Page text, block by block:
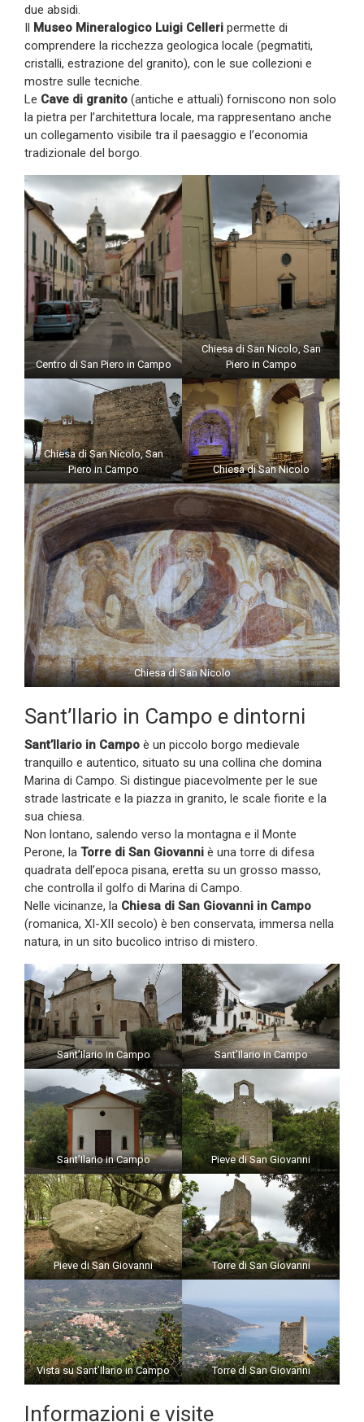
due absidi.
Il Museo Mineralogico Luigi Celleri permette di
comprendere la ricchezza geologica locale (pegmatiti,
cristalli, estrazione del granito), con le sue collezioni e
mostre sulle tecniche.
Le Cave di granito (antiche e attuali) forniscono non solo
la pietra per l’architettura locale, ma rappresentano anche
un collegamento visibile tra il paesaggio e l’economia
tradizionale del borgo.
Centro di San Piero in Campo
Chiesa di San Nicolo, San
Piero in Campo
Chiesa di San Nicolo, San
Piero in Campo
Chiesa di San Nicolo
Chiesa di San Nicolo
Sant’Ilario in Campo e dintorni
Sant’Ilario in Campo è un piccolo borgo medievale
tranquillo e autentico, situato su una collina che domina
Marina di Campo. Si distingue piacevolmente per le sue
strade lastricate e la piazza in granito, le scale fiorite e la
sua chiesa.
Non lontano, salendo verso la montagna e il Monte
Perone, la Torre di San Giovanni è una torre di difesa
quadrata dell’epoca pisana, eretta su un grosso masso,
che controlla il golfo di Marina di Campo.
Nelle vicinanze, la Chiesa di San Giovanni in Campo
(romanica, XI-XII secolo) è ben conservata, immersa nella
natura, in un sito bucolico intriso di mistero.
Sant’Ilario in Campo Sant’Ilario in Campo
Sant’Ilario in Campo Pieve di San Giovanni
Pieve di San Giovanni Torre di San Giovanni
Vista su Sant’Ilario in Campo Torre di San Giovanni
Informazioni e visite